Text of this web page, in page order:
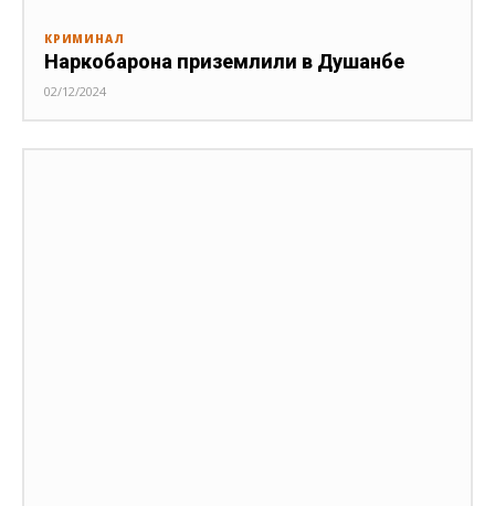
КРИМИНАЛ
Наркобарона приземлили в Душанбе
02/12/2024